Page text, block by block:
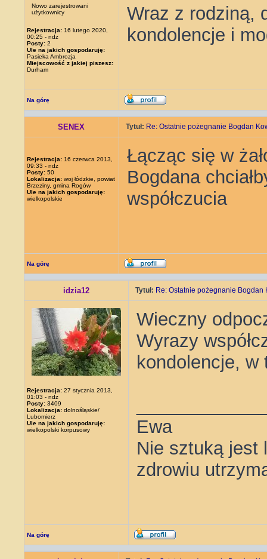
Nowo zarejestrowani
użytkownicy
Rejestracja: 16 lutego 2020,
00:25 - ndz
Posty: 2
Ule na jakich gospodaruję:
Pasieka Ambrozja
Miejscowość z jakiej piszesz:
Durham
Wraz z rodziną,
kondolencje i
Na górę
SENEX Tytuł: Re: Ostatnie pożegnanie Bogdan
Rejestracja: 16 czerwca 2013,
09:33 - ndz
Posty: 50
Lokalizacja: woj łódzkie, powiat
Brzeziny, gmina Rogów
Ule na jakich gospodaruję:
wielkopolskie
Łącząc się w
Bogdana
współczucia
Na górę
idzia12 Tytuł: Re: Ostatnie pożegnanie Bogdan
Rejestracja: 27 stycznia 2013,
01:03 - ndz
Posty: 3409
Lokalizacja: dolnośląskie/
Lubomierz
Ule na jakich gospodaruję:
wielkopolski korpusowy
Wieczny
Wyrazy
kondolencje,
Ewa
Nie sztuką jest
zdrowiu
Na górę